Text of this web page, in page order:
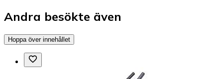
Andra besökte även
Hoppa över innehållet